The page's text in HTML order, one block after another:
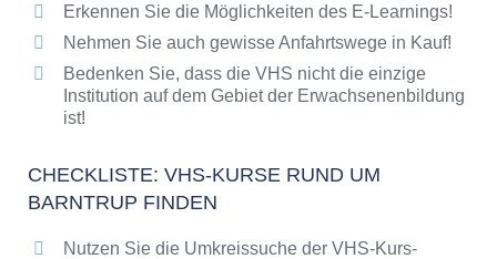
Bildungsangebote der VHS
Erkennen Sie die Möglichkeiten des E-Learnings!
Nehmen Sie auch gewisse Anfahrtswege in Kauf!
Bedenken Sie, dass die VHS nicht die einzige
Institution auf dem Gebiet der Erwachsenenbildung
ist!
CHECKLISTE: VHS-KURSE RUND UM
BARNTRUP FINDEN
Nutzen Sie die Umkreissuche der VHS-Kurs-